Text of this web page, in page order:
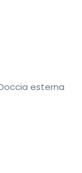
esterna